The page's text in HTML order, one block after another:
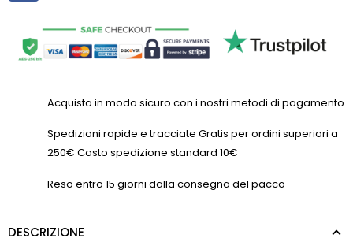
Acquista in modo sicuro con i nostri metodi di pagamento
Spedizioni rapide e tracciate Gratis per ordini superiori a
250€ Costo spedizione standard 10€
Reso entro 15 giorni dalla consegna del pacco
DESCRIZIONE